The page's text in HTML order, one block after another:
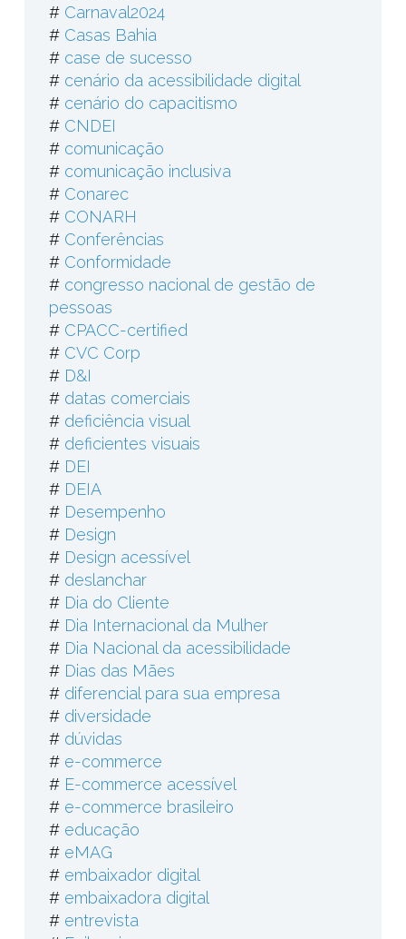
# Carnaval2024
# Casas Bahia
# case de sucesso
# cenário da acessibilidade digital
# cenário do capacitismo
# CNDEI
# comunicação
# comunicação inclusiva
# Conarec
# CONARH
# Conferências
# Conformidade
# congresso nacional de gestão de
pessoas
# CPACC-certified
# CVC Corp
# D&I
# datas comerciais
# deficiência visual
# deficientes visuais
# DEI
# DEIA
# Desempenho
# Design
# Design acessível
# deslanchar
# Dia do Cliente
# Dia Internacional da Mulher
# Dia Nacional da acessibilidade
# Dias das Mães
# diferencial para sua empresa
# diversidade
# dúvidas
# e-commerce
# E-commerce acessível
# e-commerce brasileiro
# educação
# eMAG
# embaixador digital
# embaixadora digital
# entrevista